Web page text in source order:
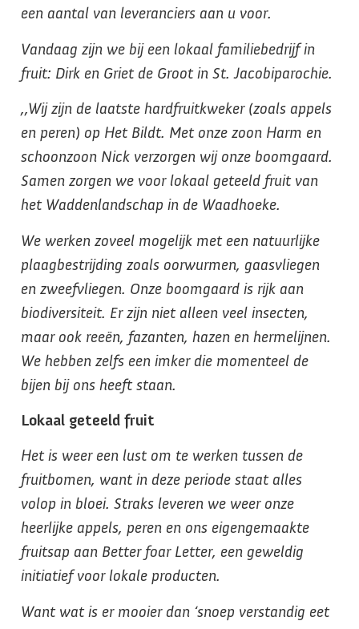
een aantal van leveranciers aan u voor.
Vandaag zijn we bij een lokaal familiebedrijf in
fruit: Dirk en Griet de Groot in St. Jacobiparochie.
,,Wij zijn de laatste hardfruitkweker (zoals appels
en peren) op Het Bildt. Met onze zoon Harm en
schoonzoon Nick verzorgen wij onze boomgaard.
Samen zorgen we voor lokaal geteeld fruit van
het Waddenlandschap in de Waadhoeke.
We werken zoveel mogelijk met een natuurlijke
plaagbestrijding zoals oorwurmen, gaasvliegen
en zweefvliegen. Onze boomgaard is rijk aan
biodiversiteit. Er zijn niet alleen veel insecten,
maar ook reeën, fazanten, hazen en hermelijnen.
We hebben zelfs een imker die momenteel de
bijen bij ons heeft staan.
Lokaal geteeld fruit
Het is weer een lust om te werken tussen de
fruitbomen, want in deze periode staat alles
volop in bloei. Straks leveren we weer onze
heerlijke appels, peren en ons eigengemaakte
fruitsap aan Better foar Letter, een geweldig
initiatief voor lokale producten.
Want wat is er mooier dan ‘snoep verstandig eet